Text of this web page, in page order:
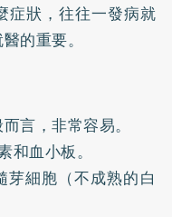
症狀，往往一發病就
的重要。
言，非常容易。
和血小板。
細胞（不成熟的白